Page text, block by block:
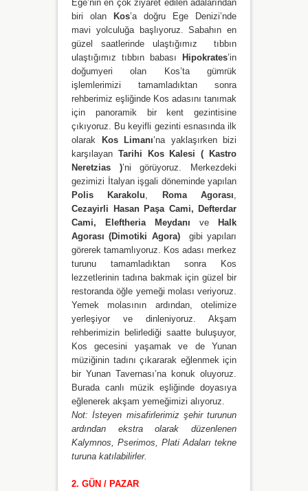
Ege’nin en çok ziyaret edilen adalarından
biri olan
Kos’a doğru Ege Denizi’nde
mavi yolculuğa başlıyoruz. Sabahın en
güzel saatlerinde ulaştığımız tıbbın
ulaştığımız tıbbın babası
Hipokrates’in
doğumyeri olan Kos’ta gümrük
işlemlerimizi tamamladıktan sonra
rehberimiz eşliğinde Kos adasını tanımak
için panoramik bir kent gezintisine
çıkıyoruz. Bu keyifli gezinti esnasında ilk
olarak
Kos Limanı’na yaklaşırken bizi
karşılayan Tarihi
Kos Kalesi ( Kastro
Neretzias )’ni görüyoruz. Merkezdeki
gezimizi İtalyan işgali döneminde yapılan
Polis Karakolu
Roma Agorası
Cezayirli Hasan Paşa Cami, Defterdar
Cami, Eleftheria Meydanı ve
Halk
Agorası (Dimotiki Agora)
gibi yapıları
görerek tamamlıyoruz. Kos adası merkez
turunu tamamladıktan sonra Kos
lezzetlerinin tadına bakmak için güzel bir
restoranda öğle yemeği molası veriyoruz.
Yemek molasının ardından, otelimize
yerleşiyor ve dinleniyoruz. Akşam
rehberimizin belirlediği saatte buluşuyor,
Kos gecesini yaşamak ve de Yunan
müziğinin tadını çıkararak eğlenmek için
bir Yunan Tavernası’na konuk oluyoruz.
Burada canlı müzik eşliğinde doyasıya
eğlenerek akşam yemeğimizi alıyoruz.
Not: İsteyen misafirlerimiz şehir turunun
ardından ekstra olarak düzenlenen
Kalymnos, Pserimos, Plati Adaları tekne
turuna katılabilirler.
2. GÜN / PAZAR